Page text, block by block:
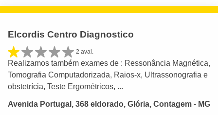
Elcordis Centro Diagnostico
2 aval.
Realizamos também exames de : Ressonância Magnética,
Tomografia Computadorizada, Raios-x, Ultrassonografia e
obstetrícia, Teste Ergométricos, ...
Avenida Portugal, 368 eldorado, Glória, Contagem - MG